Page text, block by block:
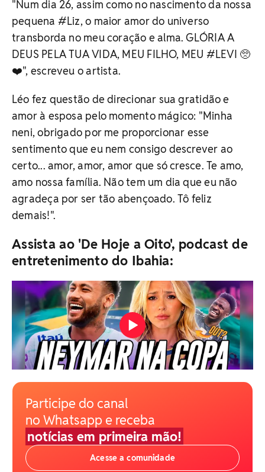
"Num dia 26, assim como no nascimento da nossa
pequena #Liz, o maior amor do universo
transborda no meu coração e alma. GLÓRIA A
DEUS PELA TUA VIDA, MEU FILHO, MEU #LEVI 🥺
❤️", escreveu o artista.
Léo fez questão de direcionar sua gratidão e
amor à esposa pelo momento mágico: "Minha
neni, obrigado por me proporcionar esse
sentimento que eu nem consigo descrever ao
certo... amor, amor, amor que só cresce. Te amo,
amo nossa família. Não tem um dia que eu não
agradeça por ser tão abençoado. Tô feliz
demais!".
Assista ao 'De Hoje a Oito', podcast de
entretenimento do Ibahia:
Participe do canal
no Whatsapp e receba
notícias em primeira mão!
Acesse a comunidade